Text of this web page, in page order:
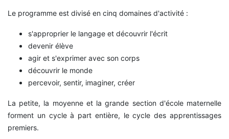
Le programme est divisé en cinq domaines d'activité :
s'approprier le langage et découvrir l'écrit
devenir élève
agir et s'exprimer avec son corps
découvrir le monde
percevoir, sentir, imaginer, créer
La petite, la moyenne et la grande section d'école maternelle
forment un cycle à part entière, le cycle des apprentissages
premiers.